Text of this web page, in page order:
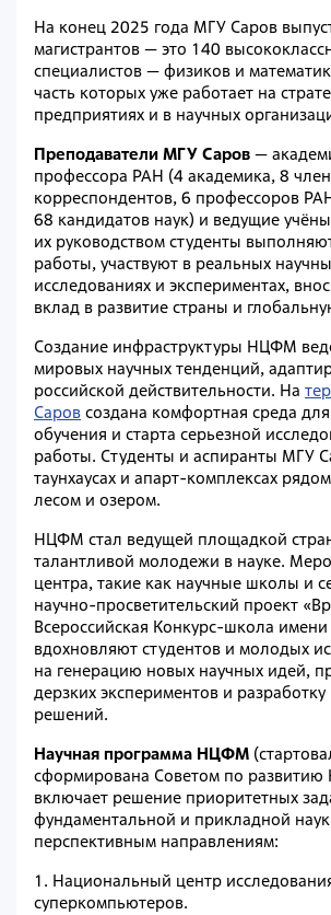
На конец 2025 года МГУ Саров
магистрантов — это 140
специалистов — физиков и
часть которых уже работает на
предприятиях и в научных
Преподаватели МГУ Саров —
профессора РАН (4 академика, 8
корреспондентов, 6 профессоров
68 кандидатов наук) и ведущие
их руководством студенты
работы, участвуют в реальных
исследованиях и экспериментах,
вклад в развитие страны и
Создание инфраструктуры НЦФМ
мировых научных тенденций,
российской действительности. На
Саров создана комфортная среда
обучения и старта серьезной
работы. Студенты и аспиранты МГУ
таунхаусах и апарт-комплексах
лесом и озером.
НЦФМ стал ведущей площадкой
талантливой молодежи в науке.
центра, такие как научные школы и
научно-просветительский проект
Всероссийская Конкурс-школа
вдохновляют студентов и молодых
на генерацию новых научных идей,
дерзких экспериментов и
решений.
Научная программа НЦФМ
сформирована Советом по
включает решение приоритетных
фундаментальной и прикладной
перспективным направлениям:
1. Национальный центр
суперкомпьютеров.